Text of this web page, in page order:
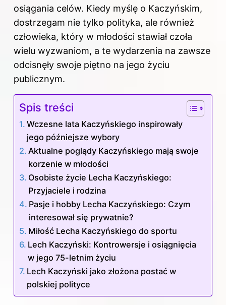
osiągania celów. Kiedy myślę o Kaczyńskim,
dostrzegam nie tylko polityka, ale również
człowieka, który w młodości stawiał czoła
wielu wyzwaniom, a te wydarzenia na zawsze
odcisnęły swoje piętno na jego życiu
publicznym.
Spis treści
Wczesne lata Kaczyńskiego inspirowały
jego późniejsze wybory
Aktualne poglądy Kaczyńskiego mają swoje
korzenie w młodości
Osobiste życie Lecha Kaczyńskiego:
Przyjaciele i rodzina
Pasje i hobby Lecha Kaczyńskiego: Czym
interesował się prywatnie?
Miłość Lecha Kaczyńskiego do sportu
Lech Kaczyński: Kontrowersje i osiągnięcia
w jego 75-letnim życiu
Lech Kaczyński jako złożona postać w
polskiej polityce